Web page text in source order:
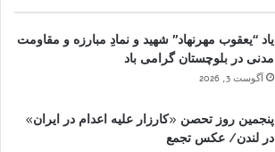
یاد “یعقوب مهرنهاد” شهید و نمادِ مبارزه و مقاومت
مدنی در بلوچستان گرامی باد
آگوست 3, 2026
پنجمین روز تحصن «کارزار علیه اعدام در ایران»
در لندن/ عکس تجمع